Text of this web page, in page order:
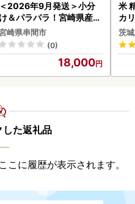
＜2026年9月発送＞小分
け＆パラパラ！宮崎県産鶏
もカット合計3kg_K043
-009-2609
崎県串間市
(0)
18,000
米
カ
茨
した返礼品
に履歴が表示されます。